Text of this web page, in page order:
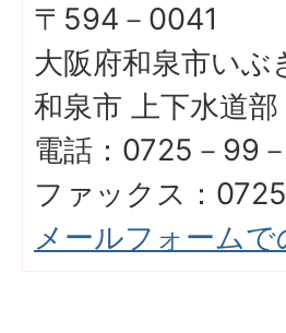
〒594－0041
大阪府和泉市いぶ
和泉市 上下水道
電話：0725－99
ファックス：
メールフォーム